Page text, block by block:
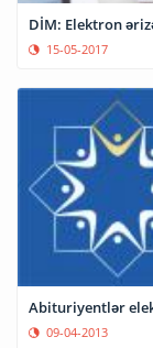
DİM: Elektron
15-05-2017
Abituriyentlər
09-04-2013